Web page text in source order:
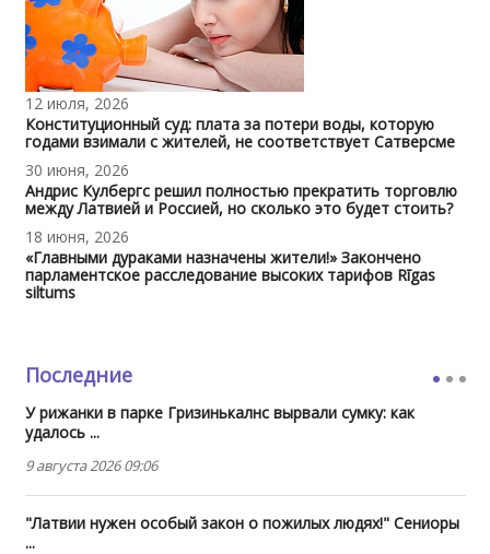
12 июля, 2026
Конституционный суд: плата за потери воды, которую
годами взимали с жителей, не соответствует Сатверсме
30 июня, 2026
Андрис Кулбергс решил полностью прекратить торговлю
между Латвией и Россией, но сколько это будет стоить?
18 июня, 2026
«Главными дураками назначены жители!» Закончено
парламентское расследование высоких тарифов Rīgas
siltums
Последние
У рижанки в парке Гризинькалнс вырвали сумку: как
удалось ...
9 августа 2026 09:06
"Латвии нужен особый закон о пожилых людях!" Сениоры
...